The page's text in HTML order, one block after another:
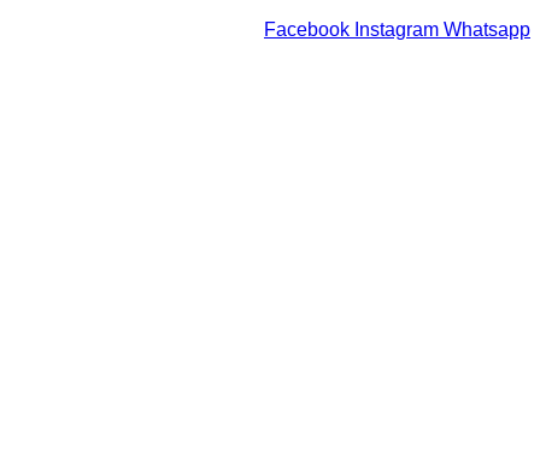
Facebook Instagram Whatsapp